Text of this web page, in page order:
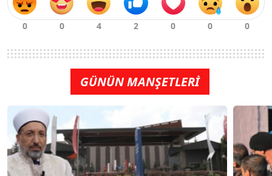
GÜNÜN MANŞETLERİ